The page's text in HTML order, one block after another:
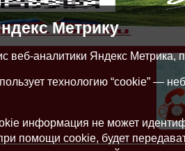
Метрику
веб-аналитики Яндекс
технологию “cookie” —
информация не может
помощи cookie, будет